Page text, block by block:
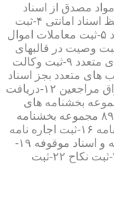
مقررات قانونی ۲-ارائه مواد مصدق از اسناد
ثبت شده ۳-تصدیق صحت امضاء،قبول و حفظ اسناد امانتی ۴-ثبت
معاملات شرطی و رهنی در قالب های متعدد ۵-ثبت معاملات اموال
۶-ثبت معاملات اموال غیر منقول ۷-ثبت وصیت در قالبهای
عهدی و تکمیلی ۸-ثبت اقرارنامه در قالب های متعدد ۹-ثبت وکالت
در قالب های متعدد بجز اسناد
مالی و معاملاتی ۱۱-تصدیق کپی اسناد و اوراق مراجعین ۱۲-دریافت
مستاجرین در قالب بند ۵۲ مجموعه بخشنامه های
ثبتی ۱۳-صدور گواهی عدم انجام معامله بند ۸۹ مجموعه بخشنامه
های ثبتی ۱۴-ثبت رضایت نامه ۱۵-ثبت تعهد نامه ۱۶-ثبت اجاره نامه
۱۷-ثبت معاملات سرقفلی ۱۸-ثبت وقف نامه و اسناد موقوفه ۱۹-
ثبت اسناد ضمانت نامه ۲۰-صدور اجرائیه ۲۱-ثبت نکاح ۲۲-ثبت